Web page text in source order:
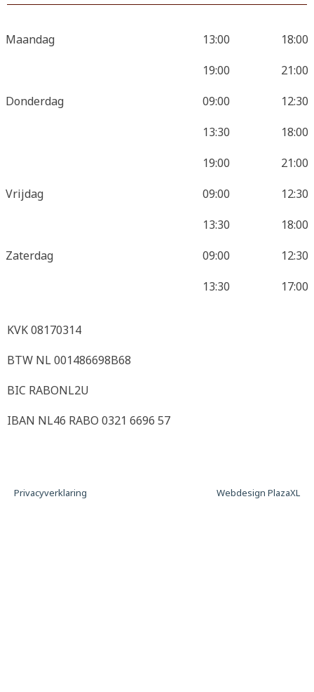
Maandag 13:00
18:00
19:00
21:00
Donderdag
09:00
12:30
13:30
18:00
19:00
21:00
Vrijdag
09:00
12:30
13:30
18:00
Zaterdag
09:00
12:30
13:30
17:00
KVK 08170314
BTW NL 001486698B68
BIC RABONL2U
IBAN NL46 RABO 0321 6696 57
Privacyverklaring Webdesign PlazaXL